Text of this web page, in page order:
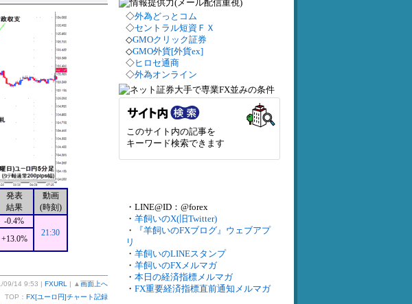
発表
結果
動画
(時刻)
-0.4%
21:30
+13.0%
09/14 9:53 | FXURL | ▲ 画面上へ
TOP： FX[ユーロ円]チャート記録
◇外為どっとコム
◇セントラル短資ＦＸ
◇GMOクリック証券
◇GMO外貨[外貨ex]
◇ヒロセ通商
◇外為オンライン
このサイト内の記事を
キーワード検索できます
・LINE@ID：@forex
・ 羊飼いのX(旧Twitter)
・
『羊飼いのFXブログ』ウェブアプ
リ
・ 羊飼いのLINEスタンプ
・ 羊飼いのFXメルマガ
・ 本日の経済指標メルマガ
・ FX重要経済指標直前通知メルマガ